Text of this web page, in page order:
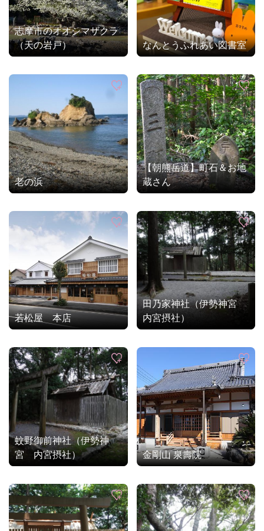
志摩市のオオシマザクラ
（天の岩戸）
なんとうふれあい図書室
老の浜
【朝熊岳道】町石＆お地
蔵さん
若松屋 本店
田乃家神社（伊勢神宮
内宮摂社）
蚊野御前神社（伊勢神
宮 内宮摂社）
金剛山 泉壽院